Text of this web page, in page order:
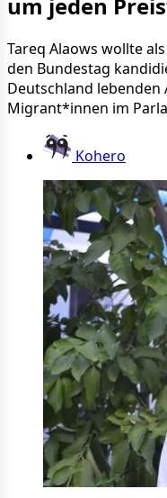
Tareq Alaows wollte
den Bundestag
Deutschland lebenden
Migrant*innen im
Kohero